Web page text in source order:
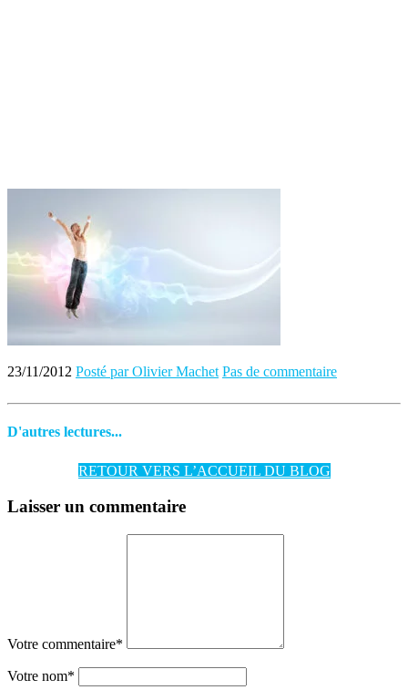
23/11/2012 Posté par Olivier Machet Pas de commentaire
D'autres lectures...
RETOUR VERS L’ACCUEIL DU BLOG
Laisser un commentaire
Votre commentaire*
Votre nom*